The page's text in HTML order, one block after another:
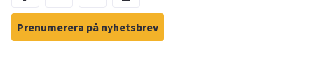
Prenumerera på nyhetsbrev